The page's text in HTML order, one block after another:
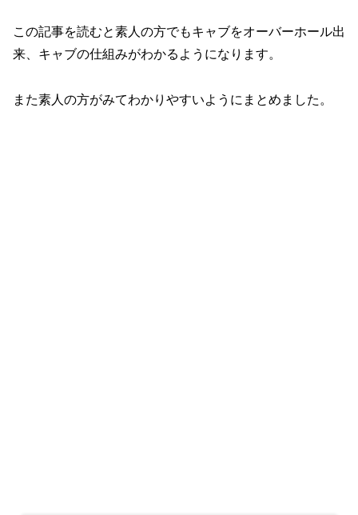
この記事を読むと素人の方でもキャブをオーバーホール出
来、キャブの仕組みがわかるようになります。
また素人の方がみてわかりやすいようにまとめました。